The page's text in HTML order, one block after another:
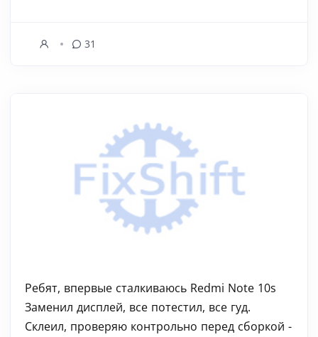
31
Ребят, впервые сталкиваюсь Redmi Note 10s
Заменил дисплей, все потестил, все гуд.
Склеил, проверяю контрольно перед сборкой -